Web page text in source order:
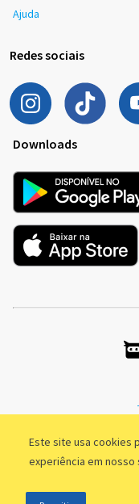
Este site usa cookies
experiência em nosso
Ajuda
Redes sociais
Downloads
©2011 - 2026,